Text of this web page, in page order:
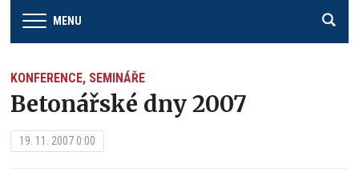
MENU
KONFERENCE, SEMINÁŘE
Betonářské dny 2007
19. 11. 2007 0:00